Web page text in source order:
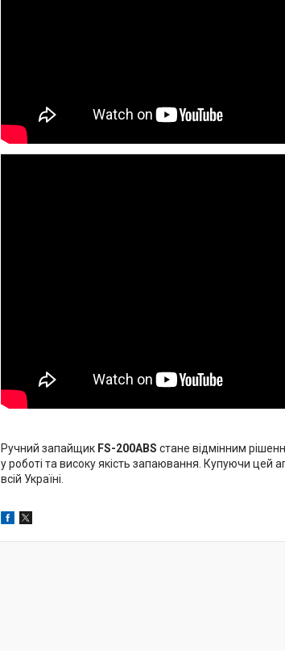
Ручний запайщик FS-200ABS стане відмінним
у роботі та високу якість запаювання. Купуючи цей
всій Україні.